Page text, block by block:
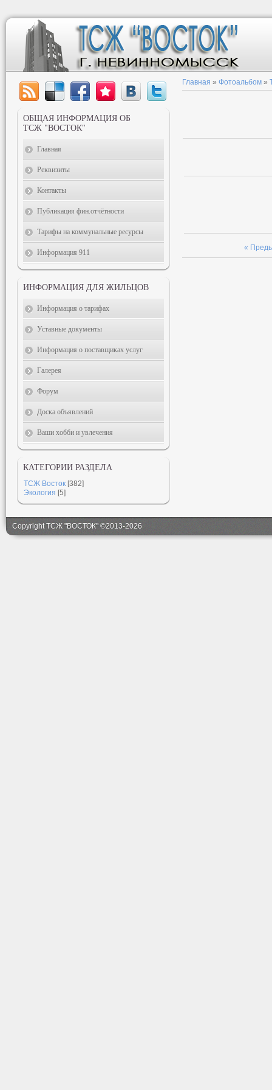
Главная » Фотоальбом »
«
ОБЩАЯ ИНФОРМАЦИЯ ОБ
ТСЖ "ВОСТОК"
Главная
Реквизиты
Контакты
Публикация фин.отчётности
Тарифы на коммунальные ресурсы
Информация 911
ИНФОРМАЦИЯ ДЛЯ ЖИЛЬЦОВ
Информация о тарифах
Уставные документы
Информация о поставщиках услуг
Галерея
Форум
Доска объявлений
Ваши хобби и увлечения
КАТЕГОРИИ РАЗДЕЛА
ТСЖ Восток [382]
Экология [5]
Copyright ТСЖ "ВОСТОК" ©2013-2026